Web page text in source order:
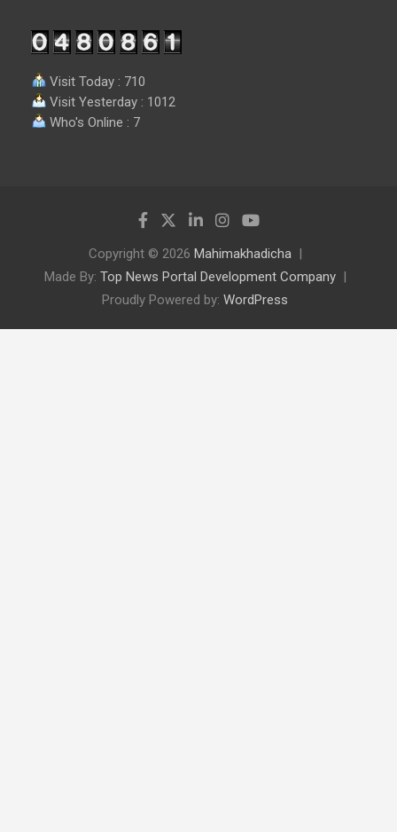
Visit Today : 710
Visit Yesterday : 1012
Who's Online : 7
Copyright © 2026 Mahimakhadicha
Made By: Top News Portal Development Company
Proudly Powered by: WordPress